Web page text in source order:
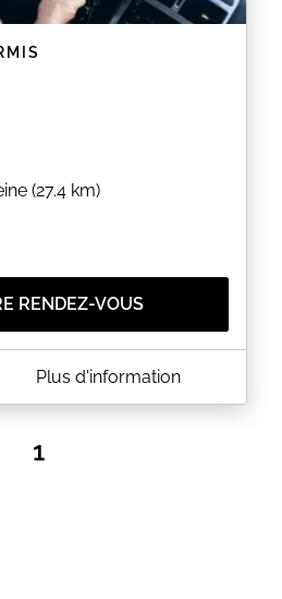
PLUS
(27.4 km)
RENDEZ-VOUS
DU PERMIS
l'école d’ingénieurs ESME
guidé vers la formule la
? Conduite
supervisée ou encore
ou stages intensifs ?
Plus d'information
1